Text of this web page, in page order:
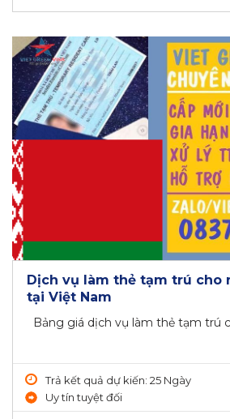
Dịch vụ làm thẻ tạm trú cho
tại Việt Nam
Bảng giá dịch vụ làm thẻ tạm trú
Trả kết quả dự kiến: 25 Ngày
Uy tín tuyệt đối